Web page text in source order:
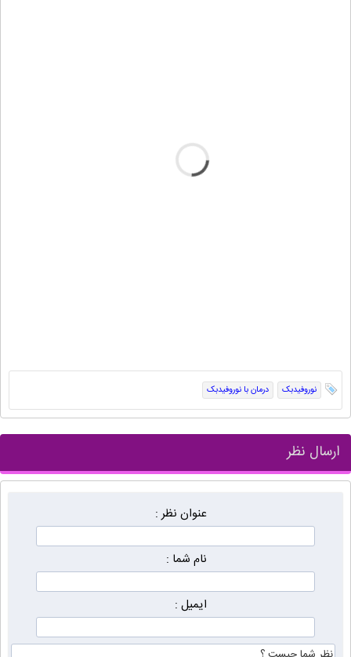
نوروفیدبک درمان با نوروفیدبک
ارسال نظر
عنوان نظر :
نام شما :
ایمیل :